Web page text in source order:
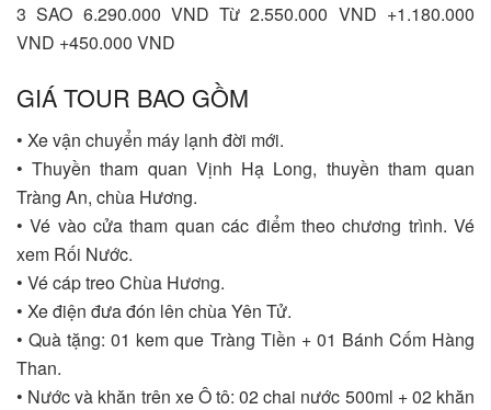
3 SAO 6.290.000 VND Từ 2.550.000 VND +1.180.000
VND +450.000 VND
GIÁ TOUR BAO GỒM
• Xe vận chuyển máy lạnh đời mới.
• Thuyền tham quan Vịnh Hạ Long, thuyền tham quan
Tràng An, chùa Hương.
• Vé vào cửa tham quan các điểm theo chương trình. Vé
xem Rối Nước.
• Vé cáp treo Chùa Hương.
• Xe điện đưa đón lên chùa Yên Tử.
• Quà tặng: 01 kem que Tràng Tiền + 01 Bánh Cốm Hàng
Than.
• Nước và khăn trên xe Ô tô: 02 chai nước 500ml + 02 khăn